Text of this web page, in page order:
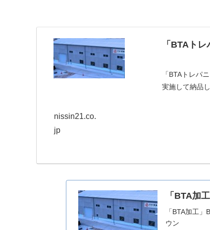
「BTAト
「BTAトレパ
実施して納品
nissin21.co.
jp
「BTA加
「BTA加工
ウン